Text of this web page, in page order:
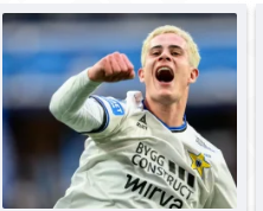
Stenberg – McCue med i
matchtruppen.